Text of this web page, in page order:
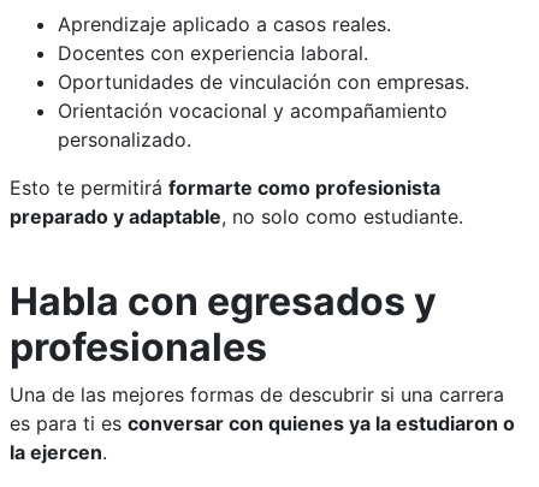
Aprendizaje aplicado a casos reales.
Docentes con experiencia laboral.
Oportunidades de vinculación con empresas.
Orientación vocacional y acompañamiento
personalizado.
Esto te permitirá formarte como profesionista
preparado y adaptable, no solo como estudiante.
Habla con egresados y
profesionales
Una de las mejores formas de descubrir si una carrera
es para ti es conversar con quienes ya la estudiaron o
la ejercen.